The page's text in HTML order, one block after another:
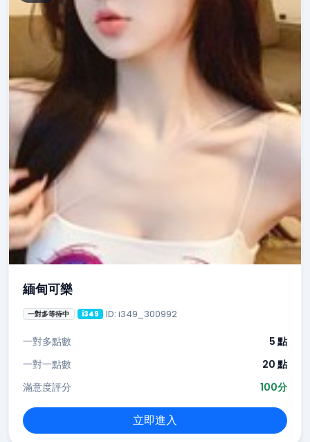
緬甸可樂
一對多等待中 i349 ID: i349_300992
一對多點數
5 點
一對一點數
20 點
滿意度評分
100分
立即進入